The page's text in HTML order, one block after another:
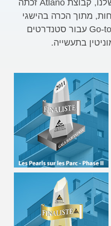
במהלך 30 שנות הניסיון שלנו, קבוצת Atlano זכתה
מתוך הכרה בהישגי
הפיתוח שלנו. הפכנו ל-Go-to עבור סטנדרטים
בתעשייה.